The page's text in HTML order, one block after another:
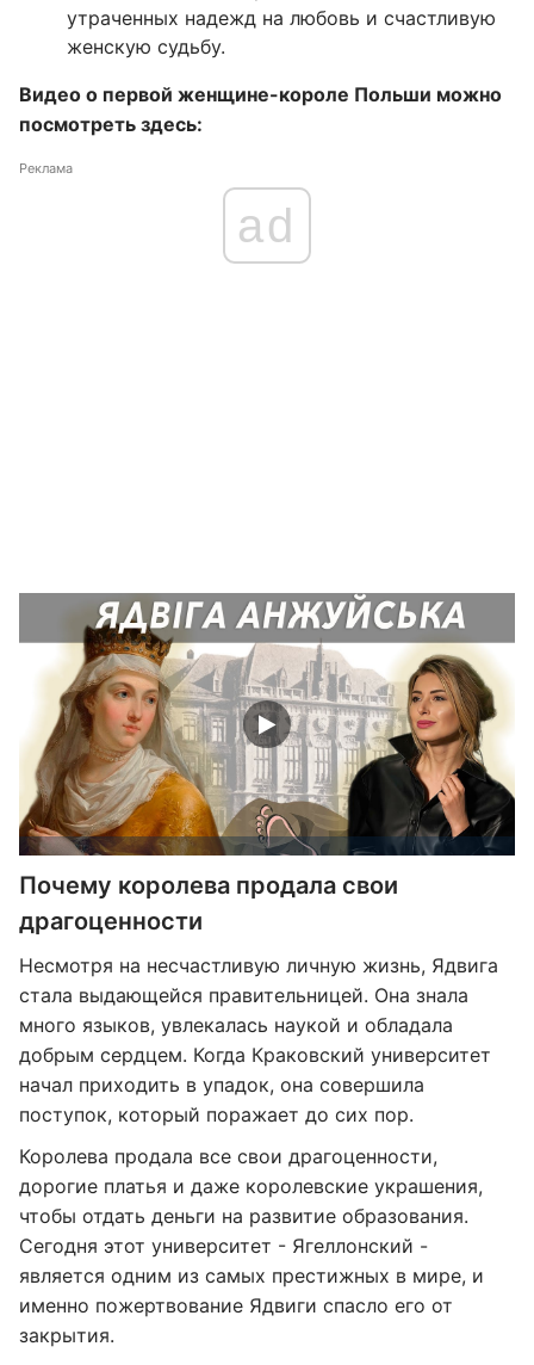
утраченных надежд на любовь и счастливую
женскую судьбу.
Видео о первой женщине-короле Польши можно
посмотреть здесь:
Реклама
ad
Почему королева продала свои
драгоценности
Несмотря на несчастливую личную жизнь, Ядвига
стала выдающейся правительницей. Она знала
много языков, увлекалась наукой и обладала
добрым сердцем. Когда Краковский университет
начал приходить в упадок, она совершила
поступок, который поражает до сих пор.
Королева продала все свои драгоценности,
дорогие платья и даже королевские украшения,
чтобы отдать деньги на развитие образования.
Сегодня этот университет - Ягеллонский -
является одним из самых престижных в мире, и
именно пожертвование Ядвиги спасло его от
закрытия.